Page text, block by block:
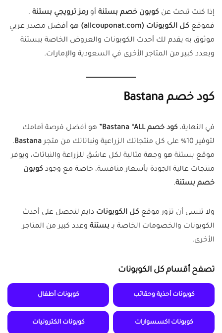
إذا كنت تبحث عن كوبون خصم بستنة أو رمز ترويجي بستنة ،
فموقع كل الكوبونات (allcouponat.com)
هو أفضل مصدر عربي
موثوق به يقدم لك أحدث الكوبونات والعروض الخاصة ببستنة
وبعدد كبير من المتاجر الأخرى في السعودية والإمارات.
كود خصم Bastana
في النهاية، كود خصم Bastana“ALL”
هو أفضل فرصة أمامك
لتوفير 10% على كل منتجاتك الزراعية ونباتاتك من متجر
Bastana
.
موقع بستنة هو وجهة مثالية لكل عاشق للزراعة والنباتات، ويوفر
منتجات عالية الجودة بأسعار منافسة، خاصة مع وجود كوبون
خصم بستنة.
ولا تنسى أن تزور موقع كل الكوبونات دايم لتحصل على أحدث
الكوبونات والخصومات الخاصة بـ بستنة وعدد كبير من المتاجر
الأخرى.
تصفح أقسام كل الكوبونات
كوبونات أحذية وحقائب كوبونات أطفال
كوبونات اكسسوارات كوبونات الكترونيات